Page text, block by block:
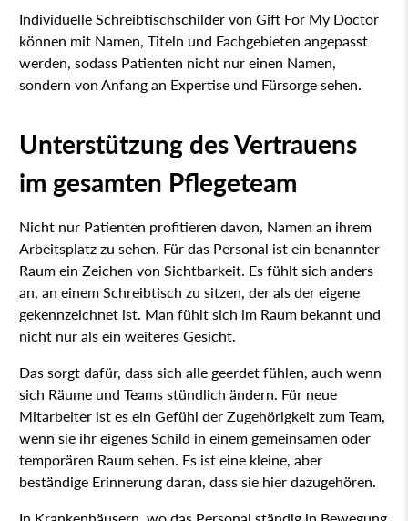
Individuelle Schreibtischschilder von Gift For My Doctor
können mit Namen, Titeln und Fachgebieten angepasst
werden, sodass Patienten nicht nur einen Namen,
sondern von Anfang an Expertise und Fürsorge sehen.
Unterstützung des Vertrauens
im gesamten Pflegeteam
Nicht nur Patienten profitieren davon, Namen an ihrem
Arbeitsplatz zu sehen. Für das Personal ist ein benannter
Raum ein Zeichen von Sichtbarkeit. Es fühlt sich anders
an, an einem Schreibtisch zu sitzen, der als der eigene
gekennzeichnet ist. Man fühlt sich im Raum bekannt und
nicht nur als ein weiteres Gesicht.
Das sorgt dafür, dass sich alle geerdet fühlen, auch wenn
sich Räume und Teams stündlich ändern. Für neue
Mitarbeiter ist es ein Gefühl der Zugehörigkeit zum Team,
wenn sie ihr eigenes Schild in einem gemeinsamen oder
temporären Raum sehen. Es ist eine kleine, aber
beständige Erinnerung daran, dass sie hier dazugehören.